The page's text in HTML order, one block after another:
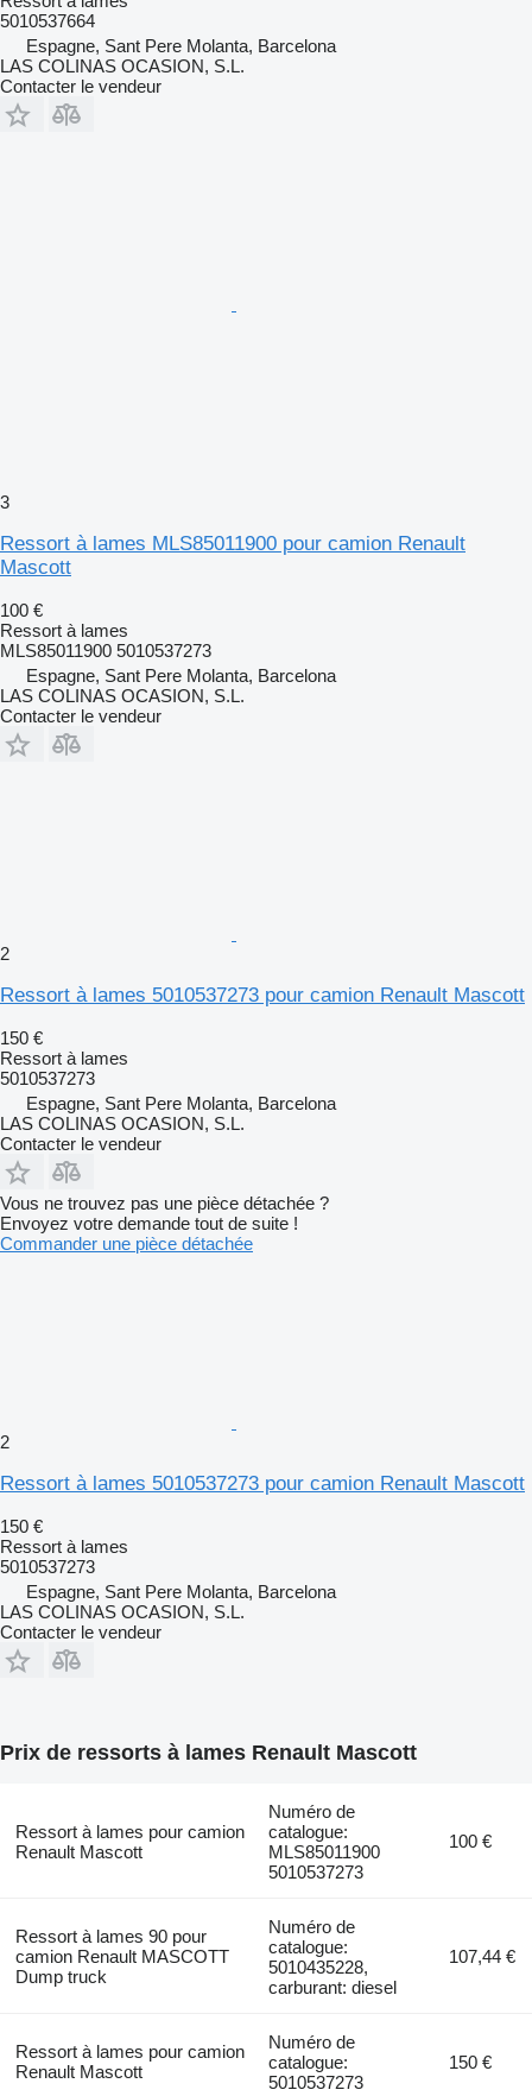
5010537664
Espagne, Sant Pere Molanta, Barcelona
LAS COLINAS OCASION, S.L.
Contacter le vendeur
3
Ressort à lames MLS85011900 pour camion Renault
Mascott
100 €
Ressort à lames
MLS85011900 5010537273
Espagne, Sant Pere Molanta, Barcelona
LAS COLINAS OCASION, S.L.
Contacter le vendeur
2
Ressort à lames 5010537273 pour camion Renault Mascott
150 €
Ressort à lames
5010537273
Espagne, Sant Pere Molanta, Barcelona
LAS COLINAS OCASION, S.L.
Contacter le vendeur
Vous ne trouvez pas une pièce détachée ?
Envoyez votre demande tout de suite !
Commander une pièce détachée
2
Ressort à lames 5010537273 pour camion Renault Mascott
150 €
Ressort à lames
5010537273
Espagne, Sant Pere Molanta, Barcelona
LAS COLINAS OCASION, S.L.
Contacter le vendeur
Prix de ressorts à lames Renault Mascott
Ressort à lames pour camion
Renault Mascott
Numéro de
catalogue:
MLS85011900
5010537273
100 €
Ressort à lames 90 pour
camion Renault MASCOTT
Dump truck
Numéro de
catalogue:
5010435228,
carburant: diesel
107,44 €
Ressort à lames pour camion
Renault Mascott
Numéro de
catalogue:
5010537273
150 €